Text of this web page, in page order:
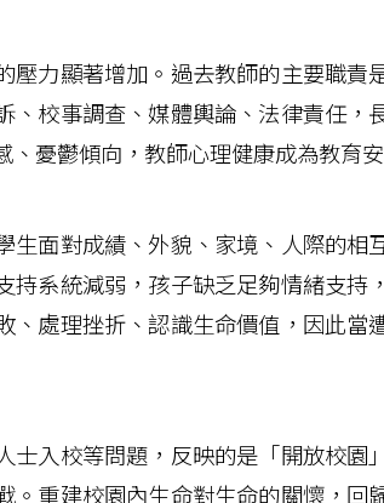
壓力顯著增加。過去教師的主要職責
、校事調查、媒體輿論、法律責任，
、憂鬱傾向，教師心理健康成為教育
生面對成績、外貌、家境、人際的相
持系統減弱，孩子缺乏足夠情緒支持
、處理挫折、認識生命價值，因此當
士入校等問題，反映的是「開放校園
。重建校園內生命對生命的關懷，回